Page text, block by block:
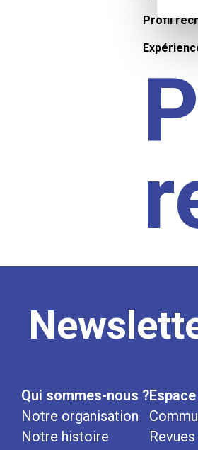
Profil
Qui sommes-nous ?
Notre organisation
Notre histoire